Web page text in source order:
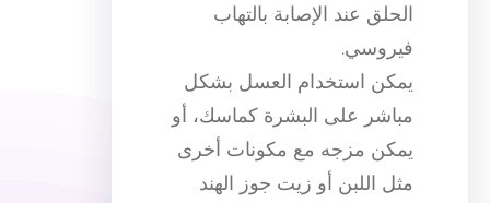
الحلق عند الإصابة بالتهاب
فيروسي.
يمكن استخدام العسل بشكل
مباشر على البشرة كماسك، أو
يمكن مزجه مع مكونات أخرى
مثل اللبن أو زيت جوز الهند